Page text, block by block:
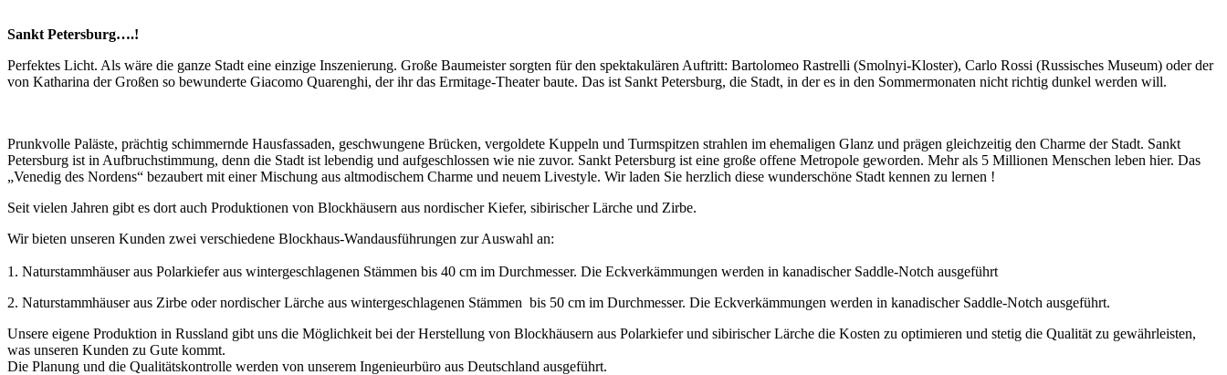
Sankt Petersburg….!
Perfektes Licht. Als wäre die ganze Stadt eine einzige Inszenierung. Große Baumeister sorgten für den spektakulären Auftritt: Bartolomeo Rastrelli (Smolnyi-Kloster), Carlo Rossi (Russisches Museum) oder der
von Katharina der Großen so bewunderte Giacomo Quarenghi, der ihr das Ermitage-Theater baute. Das ist Sankt Petersburg, die Stadt, in der es in den Sommermonaten nicht richtig dunkel werden will.
Prunkvolle Paläste, prächtig schimmernde Hausfassaden, geschwungene Brücken, vergoldete Kuppeln und Turmspitzen strahlen im ehemaligen Glanz und prägen gleichzeitig den Charme der Stadt. Sankt
Petersburg ist in Aufbruchstimmung, denn die Stadt ist lebendig und aufgeschlossen wie nie zuvor. Sankt Petersburg ist eine große offene Metropole geworden. Mehr als 5 Millionen Menschen leben hier. Das
„Venedig des Nordens“ bezaubert mit einer Mischung aus altmodischem Charme und neuem Livestyle. Wir laden Sie herzlich diese wunderschöne Stadt kennen zu lernen !
Seit vielen Jahren gibt es dort auch Produktionen von Blockhäusern aus nordischer Kiefer, sibirischer Lärche und Zirbe.
Wir bieten unseren Kunden zwei verschiedene Blockhaus-Wandausführungen zur Auswahl an:
1. Naturstammhäuser aus Polarkiefer aus wintergeschlagenen Stämmen bis 40 cm im Durchmesser. Die Eckverkämmungen werden in kanadischer Saddle-Notch ausgeführt
2. Naturstammhäuser aus Zirbe oder nordischer Lärche aus wintergeschlagenen Stämmen bis 50 cm im Durchmesser. Die Eckverkämmungen werden in kanadischer Saddle-Notch ausgeführt.
Unsere eigene Produktion in Russland gibt uns die Möglichkeit bei der Herstellung von Blockhäusern aus Polarkiefer und sibirischer Lärche die Kosten zu optimieren und stetig die Qualität zu gewährleisten,
was unseren Kunden zu Gute kommt.
Die Planung und die Qualitätskontrolle werden von unserem Ingenieurbüro aus Deutschland ausgeführt.